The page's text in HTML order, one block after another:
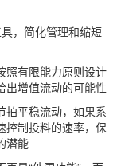
，简化管理和缩短
照有限能力原则设计
出增值流动的可能性
拍平稳流动，如果系
控制投料的速率，保
潜能